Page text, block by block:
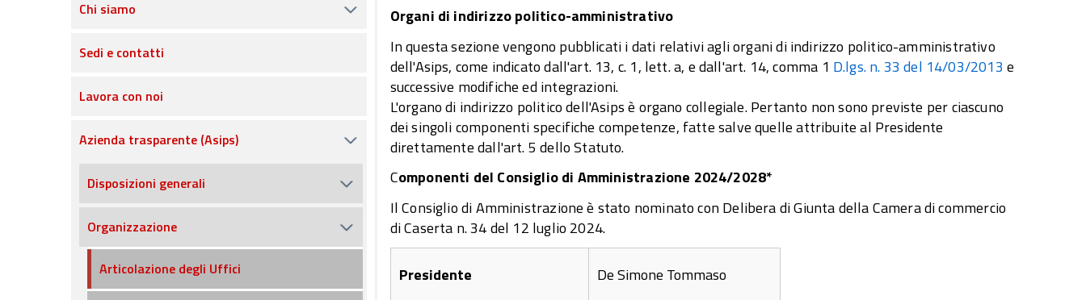
Chi siamo
Sedi e contatti
Lavora con noi
Azienda trasparente (Asips)
Disposizioni generali
Organizzazione
Articolazione degli Uffici
Organi di indirizzo politico-amministrativo
In questa sezione vengono pubblicati i dati relativi agli organi di indirizzo politico-amministrativo
dell'Asips, come indicato dall'art. 13, c. 1, lett. a, e dall'art. 14, comma 1 D.lgs. n. 33 del 14/03/2013 e
successive modifiche ed integrazioni.
L'organo di indirizzo politico dell'Asips è organo collegiale. Pertanto non sono previste per ciascuno
dei singoli componenti specifiche competenze, fatte salve quelle attribuite al Presidente
direttamente dall'art. 5 dello Statuto.
Componenti del Consiglio di Amministrazione 2024/2028*
Il Consiglio di Amministrazione è stato nominato con Delibera di Giunta della Camera di commercio
di Caserta n. 34 del 12 luglio 2024.
Presidente De Simone Tommaso